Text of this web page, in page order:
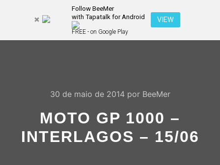
Follow BeeMer
with Tapatalk for Android
FREE - on Google Play
VIEW
30 de maio de 2014por BeeMer
MOTO GP 1000 –
INTERLAGOS – 15/06